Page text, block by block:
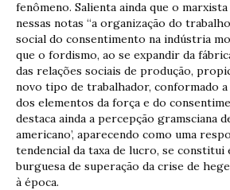
fenômeno. Salienta ainda que o
nessas notas “a organização do
social do consentimento na indústria
que o fordismo, ao se expandir da
das relações sociais de produção,
novo tipo de trabalhador, conformado
dos elementos da força e do
destaca ainda a percepção gramsciana
americano’, aparecendo como uma
tendencial da taxa de lucro, se constitui
burguesa de superação da crise de
à época.